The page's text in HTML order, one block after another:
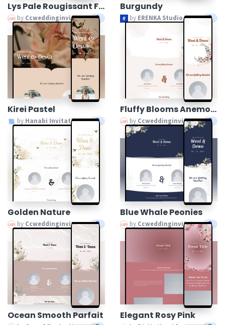
Lys Pale Rougissant Floral
by Ccweddinginvitation
Burgundy
by ERENKA Studio
Kirei Pastel
by Hanabi Invitation
Fluffy Blooms Anemones
by Ccweddinginvitation
Golden Nature
by Ccweddinginvitation
Blue Whale Peonies
by Ccweddinginvitation
Ocean Smooth Parfait Elegant Rosy Pink